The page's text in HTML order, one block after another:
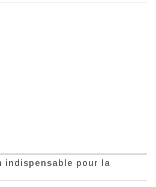
indispensable pour la